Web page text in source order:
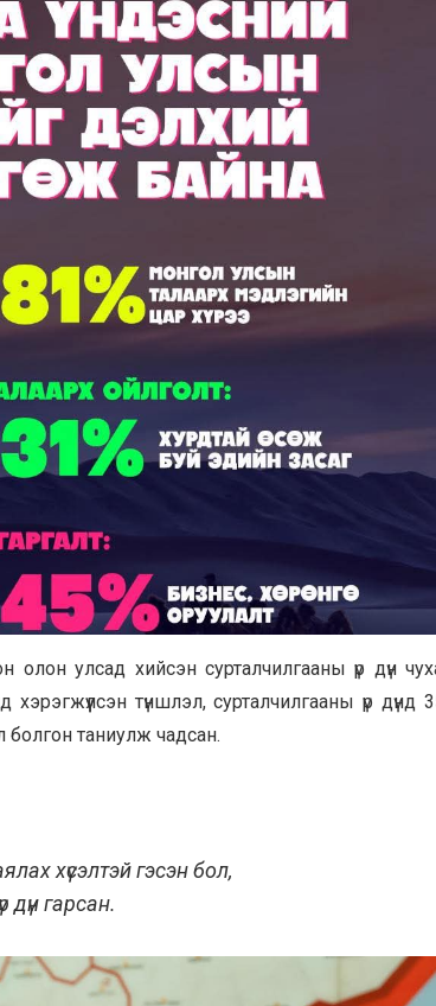
улсад хийсэн сурталчилгааны үр дүн
түншлэл, сурталчилгааны үр дүнд
таниулж чадсан.
хүсэлтэй гэсэн бол,
дүн гарсан.